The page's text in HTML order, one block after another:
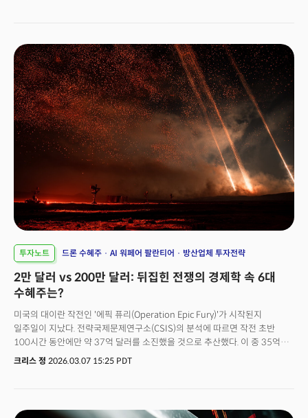
투자노트 드론 수혜주 AI 워페어 팔란티어 방산업체 투자전략
2만 달러 vs 200만 달러: 뒤집힌 전쟁의 경제학 속 6대
수혜주는?
미국의 대이란 작전인 '에픽 퓨리(Operation Epic Fury)'가 시작된지
일주일이 지났다. 전략국제문제연구소(CSIS)의 분석에 따르면 작전 초반
100시간 동안에만 약 37억 달러를 소진했을 것으로 추산했다. 이 중 35억
달러가 기존 국방 예산에 반영되지 않은 추가 비용이다. 문제는 지금부터다. 펜
노출된 방어 체계의 경제적 지속 불가능성이다. 이란은 약 500발 이상의
크리스 정 2026.03.07 15:25 PDT